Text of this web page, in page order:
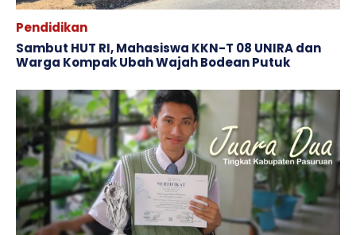
Pendidikan
Sambut HUT RI, Mahasiswa KKN-T 08 UNIRA dan
Warga Kompak Ubah Wajah ‎Bodean Putuk